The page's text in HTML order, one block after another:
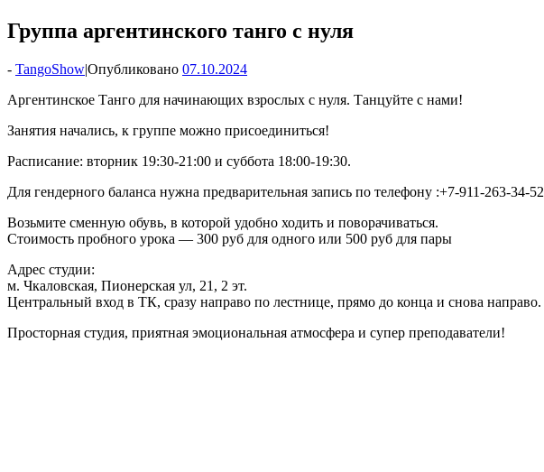
Группа аргентинского танго с нуля
- TangoShow|Опубликовано 07.10.2024
Аргентинское Танго для начинающих взрослых с нуля. Танцуйте с нами!
Занятия начались, к группе можно присоединиться!
Расписание: вторник 19:30-21:00 и суббота 18:00-19:30.
Для гендерного баланса нужна предварительная запись по телефону :+7-911-263-34-52
Возьмите сменную обувь, в которой удобно ходить и поворачиваться.
Стоимость пробного урока — 300 руб для одного или 500 руб для пары
Адрес студии:
м. Чкаловская, Пионерская ул, 21, 2 эт.
Центральный вход в ТК, сразу направо по лестнице, прямо до конца и снова направо.
Просторная студия, приятная эмоциональная атмосфера и супер преподаватели!